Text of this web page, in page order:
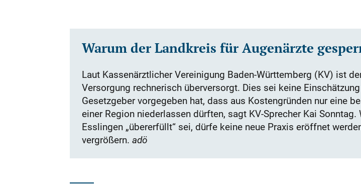
Warum der Landkreis für Augenärzte
Laut Kassenärztlicher Vereinigung Baden-Württemberg (KV) ist
Versorgung rechnerisch überversorgt. Dies sei keine
Gesetzgeber vorgegeben hat, dass aus Kostengründen nur eine
einer Region niederlassen dürften, sagt KV-Sprecher Kai
Esslingen „übererfüllt“ sei, dürfe keine neue Praxis eröffnet
vergrößern. adö